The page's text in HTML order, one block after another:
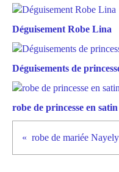
Déguisement Robe Lina
Déguisements de
robe de princesse en
robe de mariée Nayely